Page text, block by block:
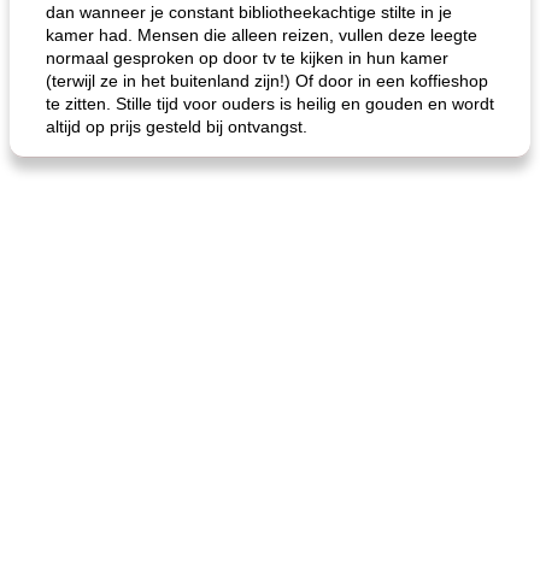
dan wanneer je constant bibliotheekachtige stilte in je
kamer had. Mensen die alleen reizen, vullen deze leegte
normaal gesproken op door tv te kijken in hun kamer
(terwijl ze in het buitenland zijn!) Of door in een koffieshop
te zitten. Stille tijd voor ouders is heilig en gouden en wordt
altijd op prijs gesteld bij ontvangst.